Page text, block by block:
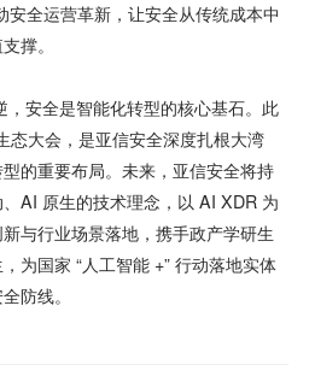
全运营革新，让安全从传统成本中
撑。
安全是智能化转型的核心基石。此
态大会，是亚信安全深度扎根大湾
的重要布局。未来，亚信安全将持
AI 原生的技术理念，以 AI XDR 为
与行业场景落地，携手政产学研生
为国家 “人工智能 +” 行动落地实体
防线。